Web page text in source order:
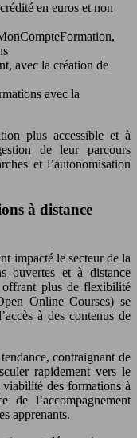
en euros et non
avec la création de
avec la
plus accessible et à
de leur parcours
et l’autonomisation
à distance
impacté le secteur de la
ouvertes et à distance
plus de flexibilité
Online Courses) se
à des contenus de
contraignant de
rapidement vers le
des formations à
de l’accompagnement
apprenants.